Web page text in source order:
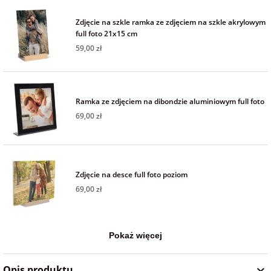
Fotoksiążki
Dodatki i
opakowania
na Dzień
Chłopaka
na Dzień Kobiet
na walentynki
na prezent
świąteczny
Dziadka
dla przyjaciółki
dla przyjaciela
Zdjęcie na szkle ramka ze zdjęciem na szkle akrylowym
full foto 21x15 cm
59,00 zł
Ramka ze zdjęciem na dibondzie aluminiowym full foto
69,00 zł
Zdjęcie na desce full foto poziom
69,00 zł
Pokaż więcej